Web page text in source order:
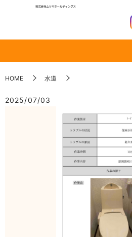
HOME 水道
2025/07/03